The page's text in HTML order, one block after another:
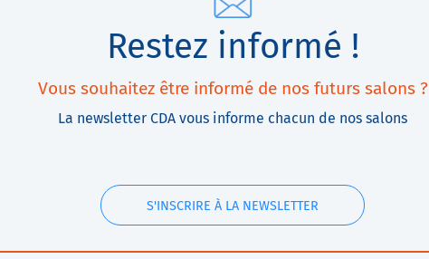
Restez informé !
Vous souhaitez être informé de nos futurs salons ?
La newsletter CDA vous informe chacun de nos salons
S'INSCRIRE À LA NEWSLETTER